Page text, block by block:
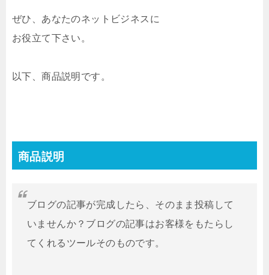
ぜひ、あなたのネットビジネスに
お役立て下さい。
以下、商品説明です。
商品説明
ブログの記事が完成したら、そのまま投稿して
いませんか？ブログの記事はお客様をもたらし
てくれるツールそのものです。